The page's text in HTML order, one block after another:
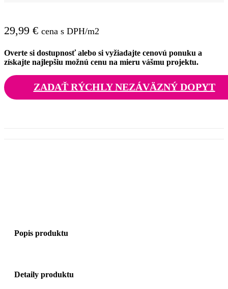
29,99 € cena s DPH/m2
Overte si dostupnosť alebo si vyžiadajte cenovú ponuku a
získajte najlepšiu možnú cenu na mieru vášmu projektu.
ZADAŤ RÝCHLY NEZÁVÄZNÝ DOPYT
Popis produktu
Detaily produktu